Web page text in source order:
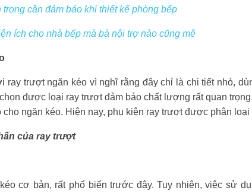
cần đảm bảo khi thiết kế phòng bếp
ích cho nhà bếp mà bà nội trợ nào cũng mê
ray trượt ngăn kéo vì nghĩ rằng đây chỉ là chi tiết nhỏ,
được loại ray trượt đảm bảo chất lượng rất quan
cho ngăn kéo. Hiện nay, phụ kiện ray trượt được phân loại
của ray trượt
cơ bản, rất phổ biến trước đây. Tuy nhiên, việc sử